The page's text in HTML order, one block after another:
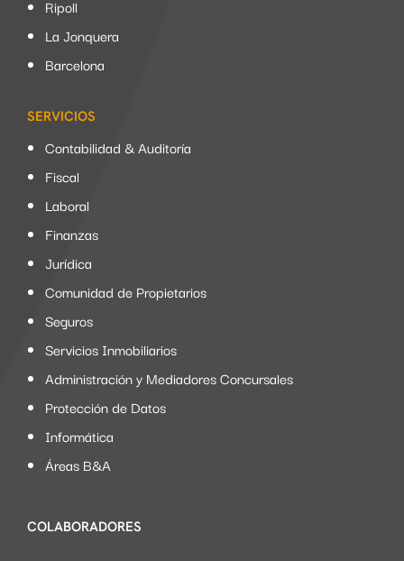
Ripoll
La Jonquera
Barcelona
SERVICIOS
Contabilidad & Auditoría
Fiscal
Laboral
Finanzas
Jurídica
Comunidad de Propietarios
Seguros
Servicios Inmobiliarios
Administración y Mediadores Concursales
Protección de Datos
Informática
Áreas B&A
COLABORADORES